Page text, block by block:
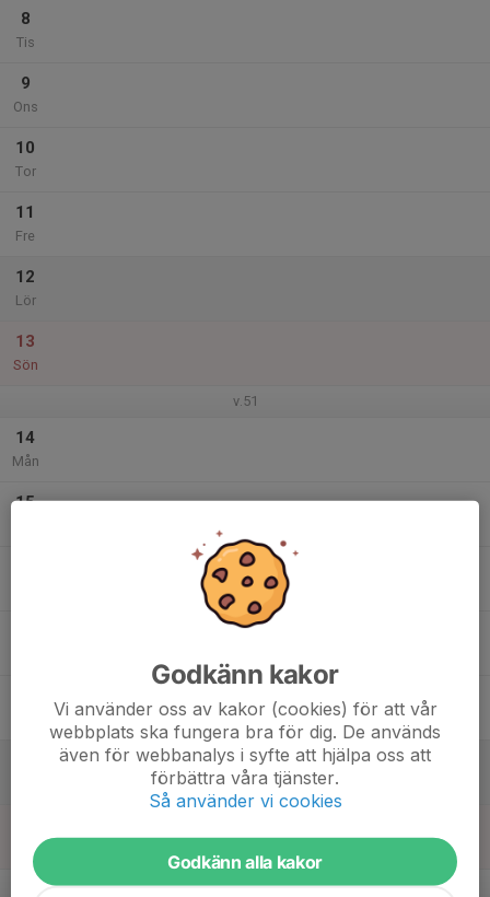
8
Tis
9
Ons
10
Tor
11
Fre
12
Lör
13
Sön
v.51
14
Mån
15
Sön
v.52
Godkänn kakor
Vi använder oss av kakor (cookies) för att vår
webbplats ska fungera bra för dig. De används
även för webbanalys i syfte att hjälpa oss att
förbättra våra tjänster.
Så använder vi cookies
Godkänn alla kakor